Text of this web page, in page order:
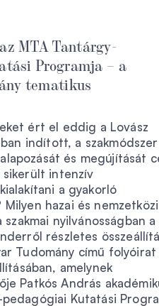
MTA Tantárgy-
Programja – a
tematikus
ért el eddig a Lovász
indított, a
és megújítását
intenzív
a gyakorló
hazai és nemzetközi
nyilvánosságban a
részletes
Tudomány című folyóirat
amelynek
Patkós András
Kutatási